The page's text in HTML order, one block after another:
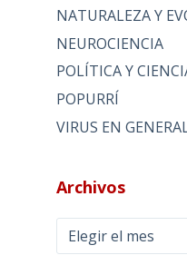
NATURALEZA Y
NEUROCIENCIA
POLÍTICA Y
POPURRÍ
VIRUS EN
Archivos
Archivos